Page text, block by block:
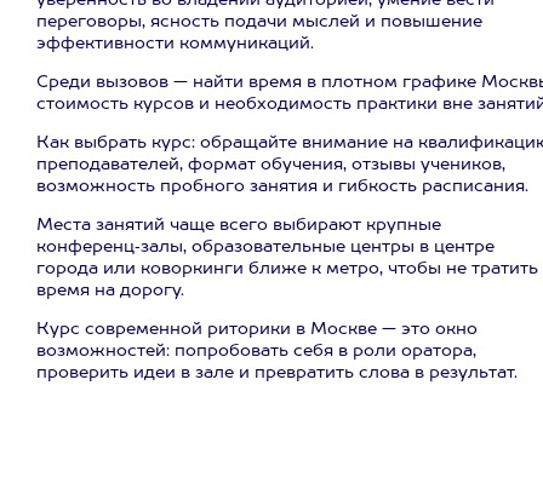
переговоры, ясность подачи мыслей и повышение
эффективности коммуникаций.
Среди вызовов — найти время в плотном графике
стоимость курсов и необходимость практики вне
Как выбрать курс: обращайте внимание на
преподавателей, формат обучения, отзывы учеников,
возможность пробного занятия и гибкость расписания.
Места занятий чаще всего выбирают крупные
конференц‑залы, образовательные центры в центре
города или коворкинги ближе к метро, чтобы не тратить
время на дорогу.
Курс современной риторики в Москве — это окно
возможностей: попробовать себя в роли оратора,
проверить идеи в зале и превратить слова в результат.